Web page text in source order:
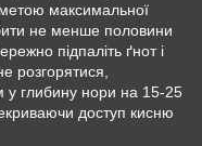
максимальної
не менше половини
підпаліть ґнот і
розгорятися,
у глибину нори на 15-25
доступ кисню